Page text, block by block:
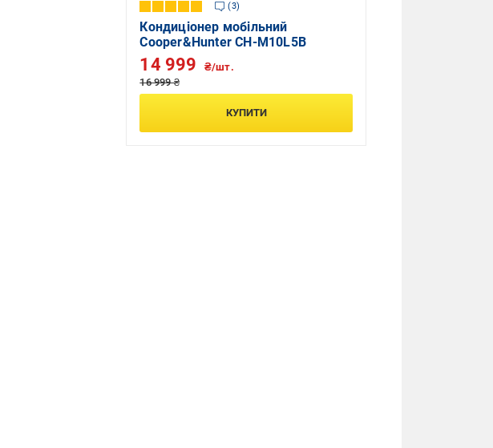
3
Кондиціонер мобільний
Cooper&Hunter CH-M10L5B
16 999 ₴
14 999 ₴/шт.
КУПИТИ